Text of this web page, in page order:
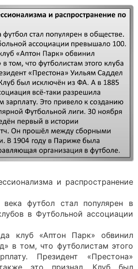
и распространение
футбол стал популярен в
в Футбольной ассоциации
клуб «Аптон Парк» обвинил
в том, что футболистам этого
Президент «Престона»
это признал. Клуб был